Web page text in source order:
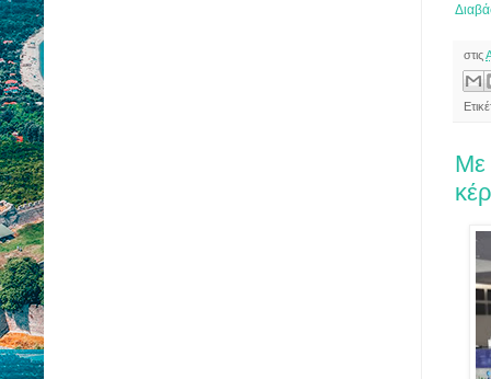
στις
Με